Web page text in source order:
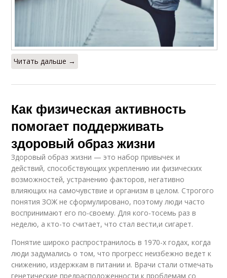
Читать дальше →
Как физическая активность
помогает поддерживать
здоровый образ жизни
Здоровый образ жизни — это набор привычек и
действий, способствующих укреплению ии физических
возможностей, устранению факторов, негативно
влияющих на самочувствие и организм в целом. Строгого
понятия ЗОЖ не сформулировано, поэтому люди часто
воспринимают его по-своему. Для кого-тосемь раз в
неделю, а кто-то считает, что стал вести,и сигарет.
Понятие широко распространилось в 1970-х годах, когда
люди задумались о том, что прогресс неизбежно ведет к
снижению, издержкам в питании и. Врачи стали отмечать
генетические предрасположенности к проблемам со